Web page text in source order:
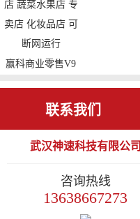
赢科商业零售V9
零售收银 会员管理
超市 便利店 生鲜
卖店 化妆品店 可
联系我们
武汉神速科技有限公司
咨询热线
13638667273